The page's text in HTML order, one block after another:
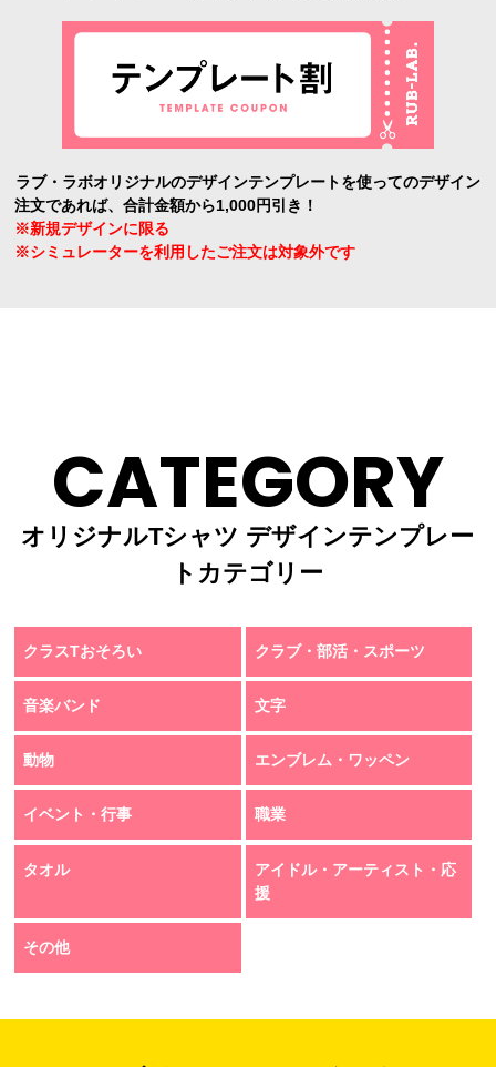
ラブ・ラボオリジナルのデザインテンプレートを使ってのデザイン
注文であれば、合計金額から1,000円引き！
※新規デザインに限る
※シミュレーターを利用したご注文は対象外です
CATEGORY
オリジナルTシャツ デザインテンプレー
トカテゴリー
クラスTおそろい クラブ・部活・スポーツ
音楽バンド 文字
動物 エンブレム・ワッペン
イベント・行事 職業
タオル
アイドル・アーティスト・応
援
その他